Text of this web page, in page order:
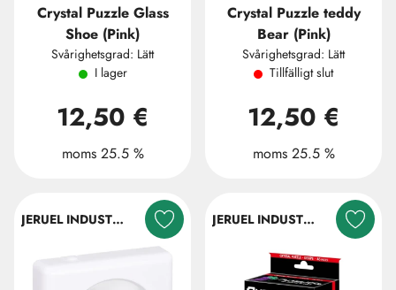
Crystal Puzzle Glass
Shoe (Pink)
Svårighetsgrad: Lätt
I lager
12,50 €
moms 25.5 %
Crystal Puzzle teddy
Bear (Pink)
Svårighetsgrad: Lätt
Tillfälligt slut
12,50 €
moms 25.5 %
JERUEL INDUSTRIAL COMPANY LTD. JERUEL INDUSTRIAL COMPANY LTD.